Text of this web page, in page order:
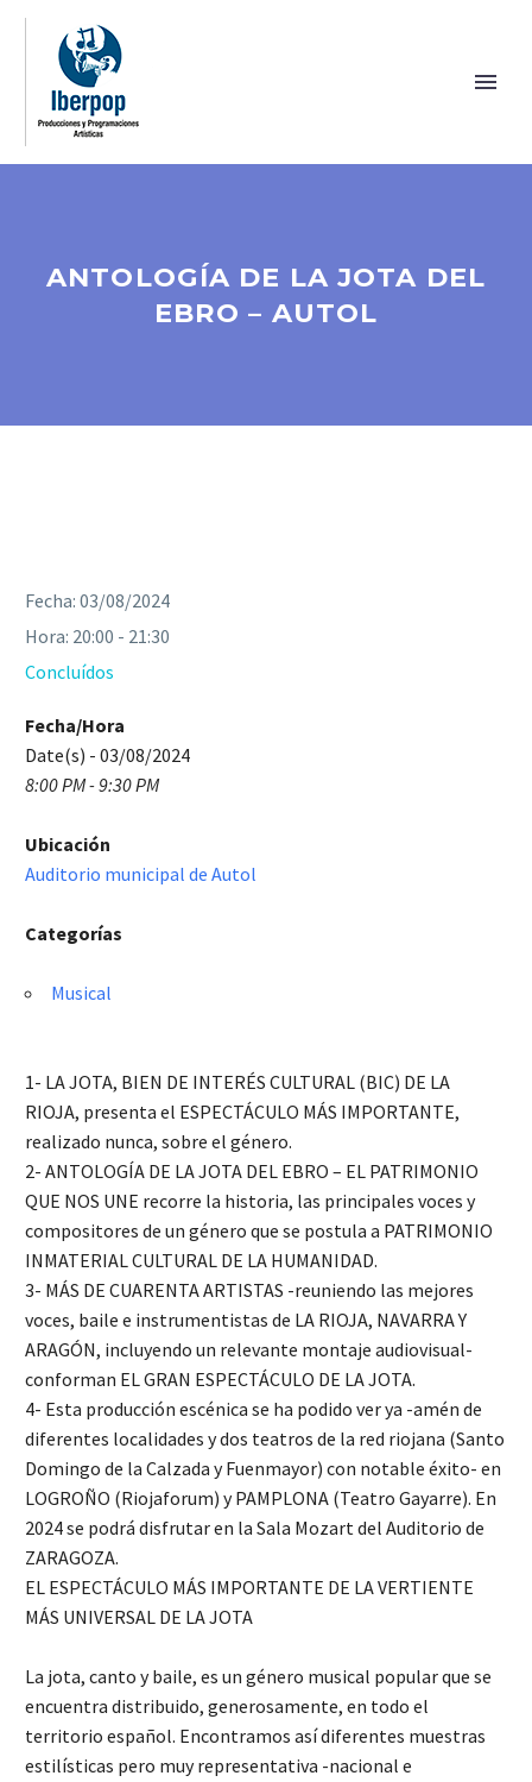
ANTOLOGÍA DE LA JOTA DEL
EBRO – AUTOL
Fecha: 03/08/2024
Hora: 20:00 - 21:30
Concluídos
Fecha/Hora
Date(s) - 03/08/2024
8:00 PM - 9:30 PM
Ubicación
Auditorio municipal de Autol
Categorías
Musical
1- LA JOTA, BIEN DE INTERÉS CULTURAL (BIC) DE LA
RIOJA, presenta el ESPECTÁCULO MÁS IMPORTANTE,
realizado nunca, sobre el género.
2- ANTOLOGÍA DE LA JOTA DEL EBRO – EL PATRIMONIO
QUE NOS UNE recorre la historia, las principales voces y
compositores de un género que se postula a PATRIMONIO
INMATERIAL CULTURAL DE LA HUMANIDAD.
3- MÁS DE CUARENTA ARTISTAS -reuniendo las mejores
voces, baile e instrumentistas de LA RIOJA, NAVARRA Y
ARAGÓN, incluyendo un relevante montaje audiovisual-
conforman EL GRAN ESPECTÁCULO DE LA JOTA.
4- Esta producción escénica se ha podido ver ya -amén de
diferentes localidades y dos teatros de la red riojana (Santo
Domingo de la Calzada y Fuenmayor) con notable éxito- en
LOGROÑO (Riojaforum) y PAMPLONA (Teatro Gayarre). En
2024 se podrá disfrutar en la Sala Mozart del Auditorio de
ZARAGOZA.
EL ESPECTÁCULO MÁS IMPORTANTE DE LA VERTIENTE
MÁS UNIVERSAL DE LA JOTA
La jota, canto y baile, es un género musical popular que se
encuentra distribuido, generosamente, en todo el
territorio español. Encontramos así diferentes muestras
estilísticas pero muy representativa -nacional e